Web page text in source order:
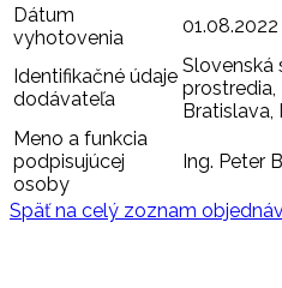
Dátum
vyhotovenia
01.08.2022
Identifikačné údaje
dodávateľa
Slovenská
prostredia,
Bratislava,
Meno a funkcia
podpisujúcej
osoby
Ing. Peter
Späť na celý zoznam